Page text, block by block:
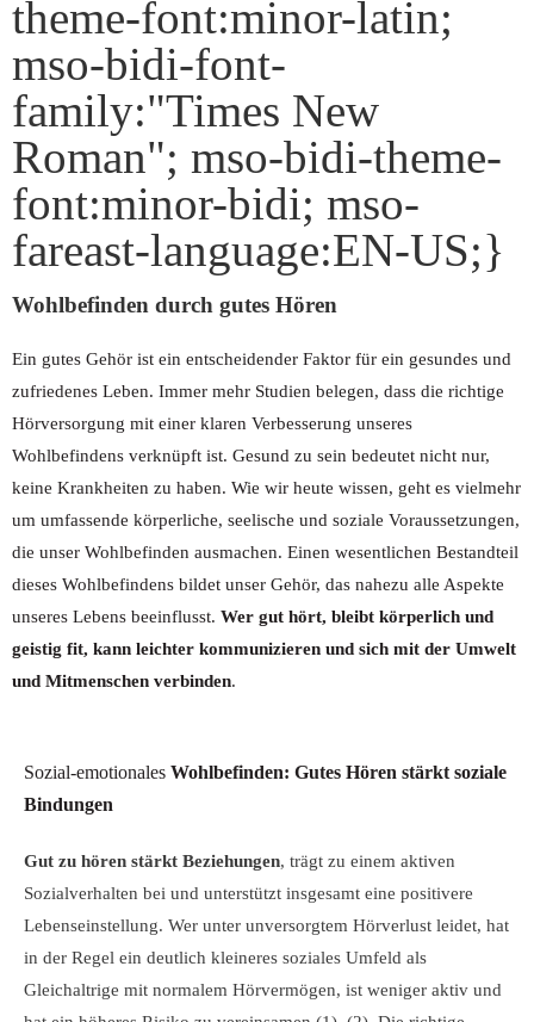
theme-font:minor-latin;
mso-bidi-font-
family:"Times New
Roman"; mso-bidi-theme-
font:minor-bidi; mso-
fareast-language:EN-US;}
Wohlbefinden durch gutes Hören
Ein gutes Gehör ist ein entscheidender Faktor für ein gesundes und
zufriedenes Leben. Immer mehr Studien belegen, dass die richtige
Hörversorgung mit einer klaren Verbesserung unseres
Wohlbefindens verknüpft ist. Gesund zu sein bedeutet nicht nur,
keine Krankheiten zu haben. Wie wir heute wissen, geht es vielmehr
um umfassende körperliche, seelische und soziale Voraussetzungen,
die unser Wohlbefinden ausmachen. Einen wesentlichen Bestandteil
dieses Wohlbefindens bildet unser Gehör, das nahezu alle Aspekte
unseres Lebens beeinflusst. Wer gut hört, bleibt körperlich und
geistig fit, kann leichter kommunizieren und sich mit der Umwelt
und Mitmenschen verbinden.
Sozial-emotionales Wohlbefinden: Gutes Hören stärkt soziale
Bindungen
Gut zu hören stärkt Beziehungen, trägt zu einem aktiven
Sozialverhalten bei und unterstützt insgesamt eine positivere
Lebenseinstellung. Wer unter unversorgtem Hörverlust leidet, hat
in der Regel ein deutlich kleineres soziales Umfeld als
Gleichaltrige mit normalem Hörvermögen, ist weniger aktiv und